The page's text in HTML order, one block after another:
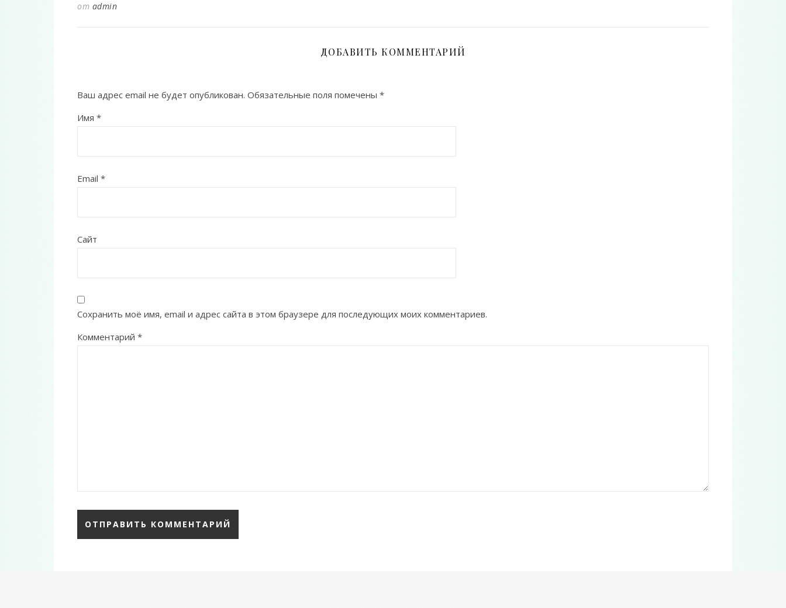
от admin
ДОБАВИТЬ КОММЕНТАРИЙ
Ваш адрес email не будет опубликован. Обязательные поля помечены *
Имя *
Email *
Сайт
Сохранить моё имя, email и адрес сайта в этом браузере для последующих моих комментариев.
Комментарий *